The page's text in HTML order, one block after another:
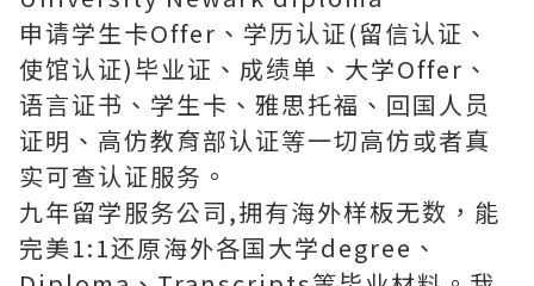
申请学生卡Offer、学历认证(留信认证、
使馆认证)毕业证、成绩单、大学Offer、
语言证书、学生卡、雅思托福、回国人员
证明、高仿教育部认证等一切高仿或者真
实可查认证服务。
九年留学服务公司,拥有海外样板无数，能
完美1:1还原海外各国大学degree、